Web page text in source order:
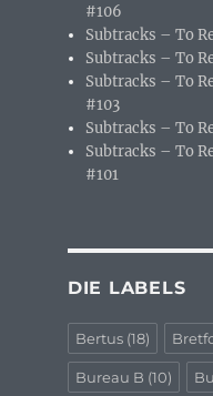
#106
Subtracks – To
Subtracks – To
Subtracks – To
#103
Subtracks – To
Subtracks – To
#101
DIE LABELS
Bertus(18)
Bureau B (10)